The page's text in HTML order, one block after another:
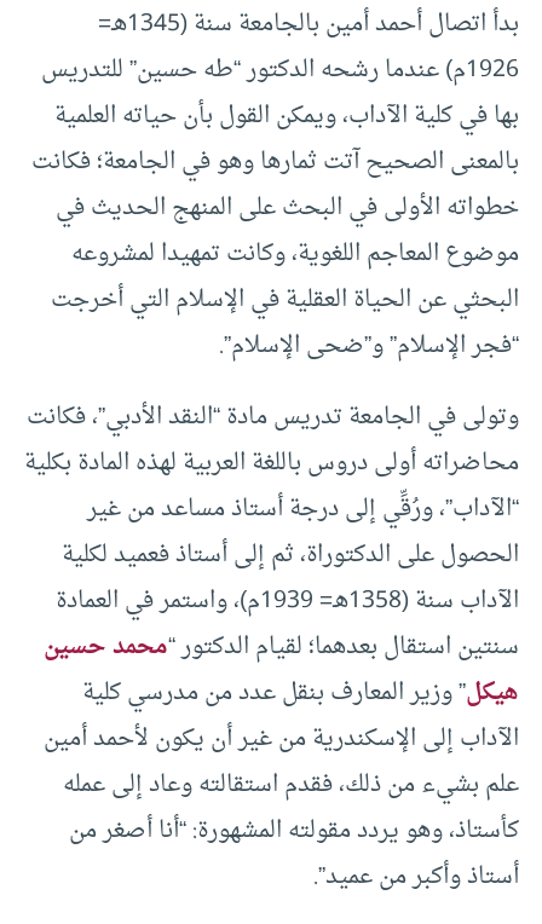
بدأ اتصال أحمد أمين بالجامعة سنة (1345هـ=
1926م) عندما رشحه الدكتور “طه حسين” للتدريس
بها في كلية الآداب، ويمكن القول بأن حياته العلمية
بالمعنى الصحيح آتت ثمارها وهو في الجامعة؛ فكانت
خطواته الأولى في البحث على المنهج الحديث في
موضوع المعاجم اللغوية، وكانت تمهيدا لمشروعه
البحثي عن الحياة العقلية في الإسلام التي أخرجت
“فجر الإسلام” و”ضحى الإسلام”.
وتولى في الجامعة تدريس مادة “النقد الأدبي”، فكانت
محاضراته أولى دروس باللغة العربية لهذه المادة بكلية
“الآداب”، ورُقِّي إلى درجة أستاذ مساعد من غير
الحصول على الدكتوراة، ثم إلى أستاذ فعميد لكلية
الآداب سنة (1358هـ= 1939م)، واستمر في العمادة
سنتين استقال بعدهما؛ لقيام الدكتور “محمد حسين
هيكل” وزير المعارف بنقل عدد من مدرسي كلية
الآداب إلى الإسكندرية من غير أن يكون لأحمد أمين
علم بشيء من ذلك، فقدم استقالته وعاد إلى عمله
كأستاذ، وهو يردد مقولته المشهورة: “أنا أصغر من
أستاذ وأكبر من عميد”.